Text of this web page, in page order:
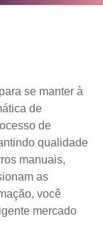
se manter à
de
de
qualidade
manuais,
as
você
mercado